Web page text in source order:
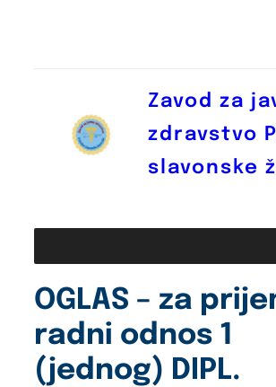
Zavod za
zdravstvo
slavonske
OGLAS – za
radni odnos 1
(jednog) DIPL.